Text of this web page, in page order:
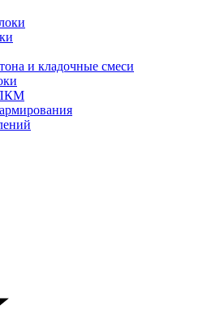
и кладочные смеси